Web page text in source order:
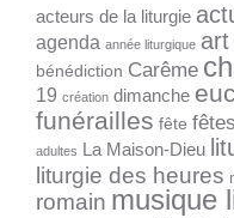
acteurs de la liturgie
agenda année liturgique
bénédiction Carême
19 création dimanche
funérailles fête
adultes La Maison-Dieu
liturgie des heures
romain musique